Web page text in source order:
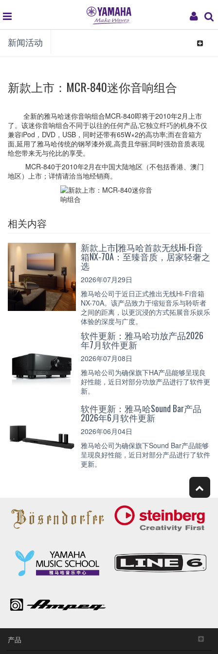
My
global
navigation
新闻活动
Toggle
新款上市：MCR-840迷你音响组合
全新的雅马哈迷你音响组合MCR-840即将于2010年2月上市
了。该迷你音响组合不同于以往的任何产品,它独立纤巧的机身不仅
兼容iPod，DVD，USB，同时还带有65W×2的高功率;而在音箱方
面,延用了雅马哈传统的钢琴漆外观,高贵且华丽;同时强劲音质表现
给您带来无与伦比的享受。
MCR-840于2010年2月在中国大陆地区（不包括香港、澳门
地区）上市；详情请洽当地经销商。
相关内容
新款上市|雅马哈首款无线Hi-Fi音
箱NX-70A：至臻音质，居家轻奢之
选
2026年07月29日
雅马哈公司于近日正式推出无线Hi-Fi音箱
NX-70A。该产品致力于缩短音乐与聆听者
之间的距离，以更沉浸的方式拓展音乐娱乐
体验的深度与广度。
软件更新：雅马哈功放产品2026
年7月软件更新
2026年07月08日
雅马哈公司为确保旗下HA产品能够呈现良
好性能，近日对部分功放产品进行了软件更
新。
软件更新：雅马哈Sound Bar产品
2026年6月软件更新
2026年06月04日
雅马哈公司为确保旗下Sound Bar产品能够
呈现良好性能，近日对部分产品进行了软件
更新。
产品